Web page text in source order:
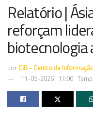
Relatório |
reforçam
por CiB - Centro de
11-05-2026 | 17:00